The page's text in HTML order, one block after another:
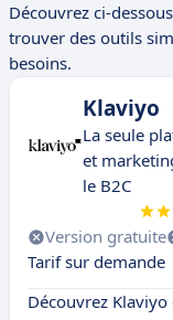
Découvrez ci-
trouver des outils
besoins.
Klaviyo
La seule
et
le B2C
Version gratuite
Tarif sur demande
Découvrez